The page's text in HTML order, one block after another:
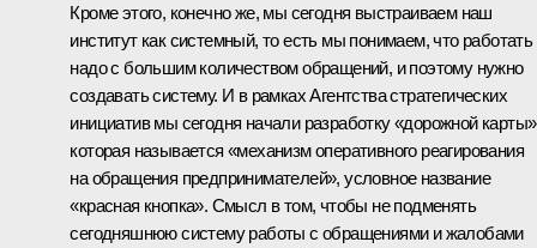
Кроме этого, конечно же, мы сегодня выстраиваем наш
институт как системный, то есть мы понимаем, что работать
надо с большим количеством обращений, и поэтому нужно
создавать систему. И в рамках Агентства стратегических
инициатив мы сегодня начали разработку «дорожной
которая называется «механизм оперативного реагирования
на обращения предпринимателей», условное название
«красная кнопка». Смысл в том, чтобы не подменять
сегодняшнюю систему работы с обращениями и жалобами